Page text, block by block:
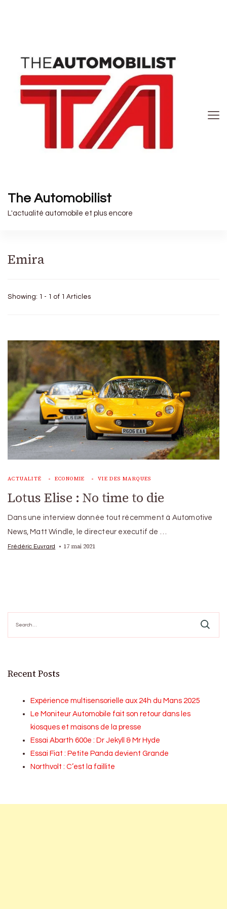
The Automobilist
L'actualité automobile et plus encore
Emira
Showing: 1 - 1 of 1 Articles
ACTUALITÉ ECONOMIE VIE DES MARQUES
Lotus Elise : No time to die
Dans une interview donnée tout récemment à Automotive
News, Matt Windle, le directeur executif de …
Frédéric Euvrard 17 mai 2021
for:
Recent Posts
Expérience multisensorielle aux 24h du Mans 2025
Le Moniteur Automobile fait son retour dans les
kiosques et maisons de la presse
Essai Abarth 600e : Dr Jekyll & Mr Hyde
Essai Fiat : Petite Panda devient Grande
Northvolt : C’est la faillite